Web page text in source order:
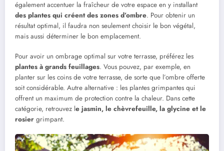
également accentuer la fraîcheur de votre espace en y installant
des plantes qui créent des zones d’ombre. Pour obtenir un
résultat optimal, il faudra non seulement choisir le bon végétal,
mais aussi déterminer le bon emplacement.
Pour avoir un ombrage optimal sur votre terrasse, préférez les
plantes à grands feuillages. Vous pouvez, par exemple, en
planter sur les coins de votre terrasse, de sorte que l’ombre offerte
soit considérable. Autre alternative : les plantes grimpantes qui
offrent un maximum de protection contre la chaleur. Dans cette
catégorie, retrouvez le jasmin, le chèvrefeuille, la glycine et le
rosier grimpant.